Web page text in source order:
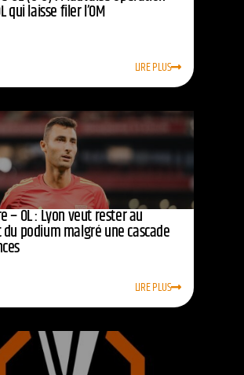
qui laisse filer l’OM
LIRE PLUS
– OL : Lyon veut rester au
podium malgré une cascade
LIRE PLUS